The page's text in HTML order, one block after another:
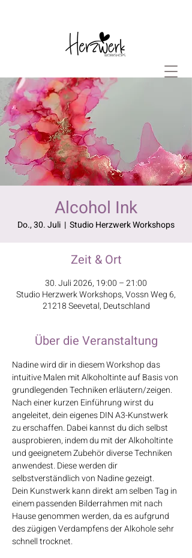
Alcohol Ink
Do., 30. Juli
  |
Studio Herzwerk Workshops
Zeit & Ort
30. Juli 2026, 19:00 – 21:00
Studio Herzwerk Workshops, Vossn Weg 6,
21218 Seevetal, Deutschland
Über die Veranstaltung
Nadine wird dir in diesem Workshop das
intuitive Malen mit Alkoholtinte auf Basis von
grundlegenden Techniken erläutern/zeigen.
Nach einer kurzen Einführung wirst du
angeleitet, dein eigenes DIN A3-Kunstwerk
zu erschaffen. Dabei kannst du dich selbst
ausprobieren, indem du mit der Alkoholtinte
und geeignetem Zubehör diverse Techniken
anwendest. Diese werden dir
selbstverständlich von Nadine gezeigt.
Dein Kunstwerk kann direkt am selben Tag in
einem passenden Bilderrahmen mit nach
Hause genommen werden, da es aufgrund
des zügigen Verdampfens der Alkohole sehr
schnell trocknet.